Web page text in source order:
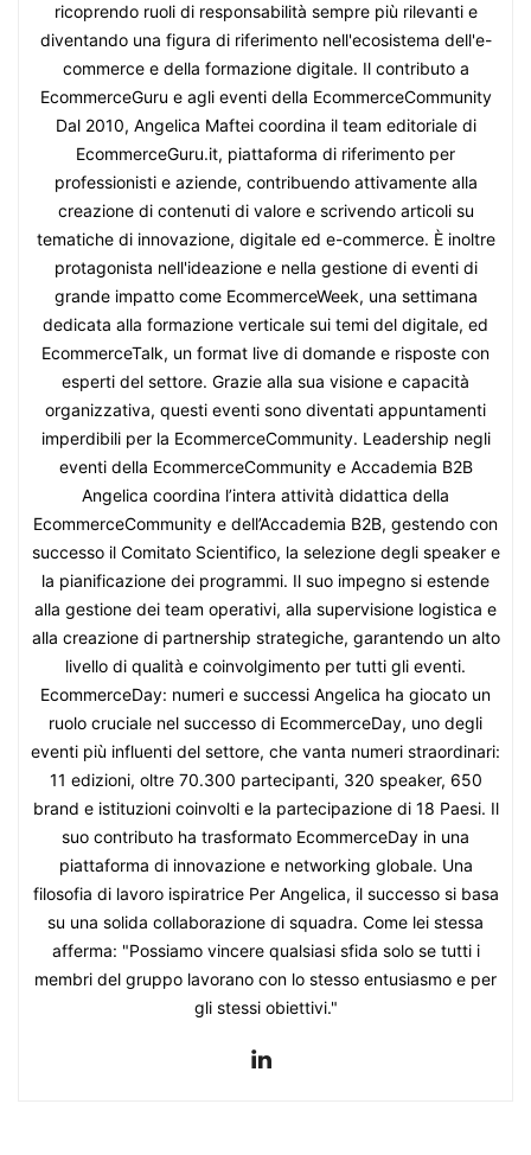
ricoprendo ruoli di responsabilità sempre più rilevanti e
diventando una figura di riferimento nell'ecosistema dell'e-
commerce e della formazione digitale. Il contributo a
EcommerceGuru e agli eventi della EcommerceCommunity
Dal 2010, Angelica Maftei coordina il team editoriale di
EcommerceGuru.it, piattaforma di riferimento per
professionisti e aziende, contribuendo attivamente alla
creazione di contenuti di valore e scrivendo articoli su
tematiche di innovazione, digitale ed e-commerce. È inoltre
protagonista nell'ideazione e nella gestione di eventi di
grande impatto come EcommerceWeek, una settimana
dedicata alla formazione verticale sui temi del digitale, ed
EcommerceTalk, un format live di domande e risposte con
esperti del settore. Grazie alla sua visione e capacità
organizzativa, questi eventi sono diventati appuntamenti
imperdibili per la EcommerceCommunity. Leadership negli
eventi della EcommerceCommunity e Accademia B2B
Angelica coordina l’intera attività didattica della
EcommerceCommunity e dell’Accademia B2B, gestendo con
successo il Comitato Scientifico, la selezione degli speaker e
la pianificazione dei programmi. Il suo impegno si estende
alla gestione dei team operativi, alla supervisione logistica e
alla creazione di partnership strategiche, garantendo un alto
livello di qualità e coinvolgimento per tutti gli eventi.
EcommerceDay: numeri e successi Angelica ha giocato un
ruolo cruciale nel successo di EcommerceDay, uno degli
eventi più influenti del settore, che vanta numeri straordinari:
11 edizioni, oltre 70.300 partecipanti, 320 speaker, 650
brand e istituzioni coinvolti e la partecipazione di 18 Paesi. Il
suo contributo ha trasformato EcommerceDay in una
piattaforma di innovazione e networking globale. Una
filosofia di lavoro ispiratrice Per Angelica, il successo si basa
su una solida collaborazione di squadra. Come lei stessa
afferma: "Possiamo vincere qualsiasi sfida solo se tutti i
membri del gruppo lavorano con lo stesso entusiasmo e per
gli stessi obiettivi."